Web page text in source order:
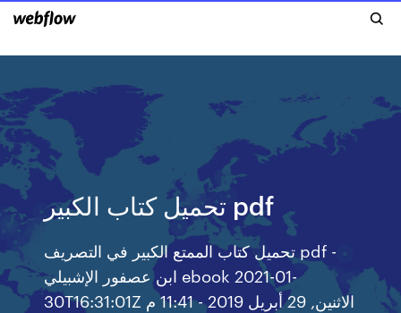
تحميل كتاب الكبير pdf
تحميل كتاب الممتع الكبير في التصريف pdf -
ابن عصفور الإشبيلي ebook 2021-01-
30T16:31:01Z الاثنين, 29 أبريل 2019 - 11:41 م